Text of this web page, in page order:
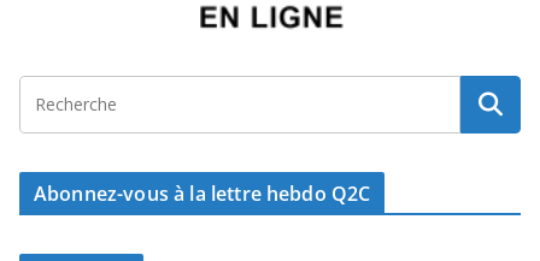
Abonnez-vous à la lettre hebdo Q2C